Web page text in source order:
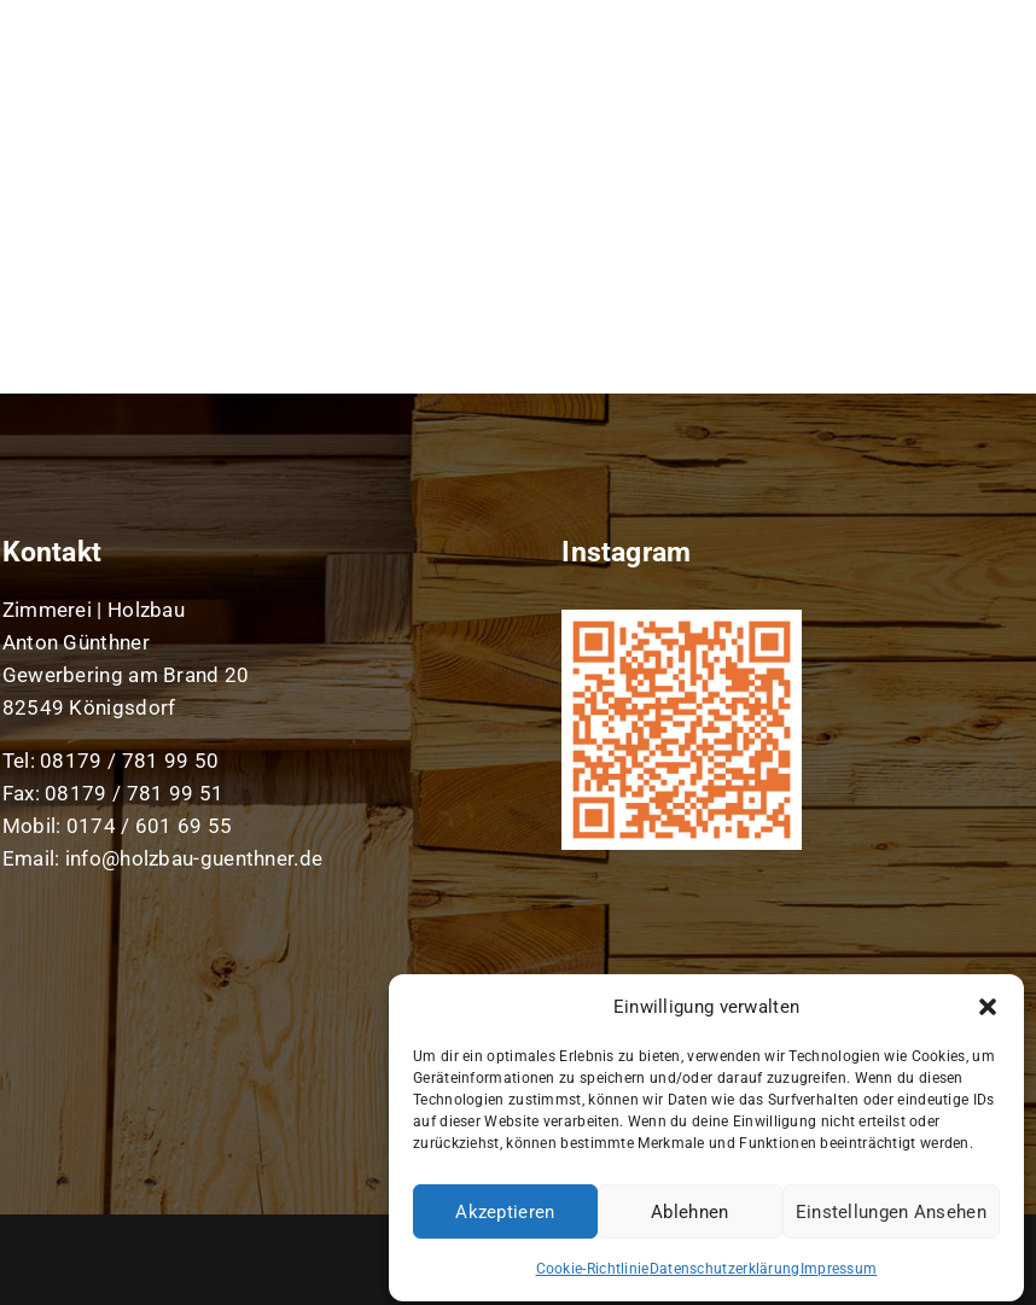
Einwilligung verwalten
Um dir ein optimales Erlebnis zu bieten, verwenden wir Technologien wie Cookies, um
Geräteinformationen zu speichern und/oder darauf zuzugreifen. Wenn du diesen
Technologien zustimmst, können wir Daten wie das Surfverhalten oder eindeutige IDs
auf dieser Website verarbeiten. Wenn du deine Einwilligung nicht erteilst oder
zurückziehst, können bestimmte Merkmale und Funktionen beeinträchtigt werden.
Akzeptieren Ablehnen Einstellungen Ansehen
Cookie-Richtlinie Datenschutzerklärung Impressum
Kontakt
Zimmerei | Holzbau
Anton Günthner
Gewerbering am Brand 20
82549 Königsdorf
Tel: 08179 / 781 99 50
Fax: 08179 / 781 99 51
Mobil: 0174 / 601 69 55
Email: info@holzbau-guenthner.de
Instagram
Datenschutzerklärung Impressum Cookie-Richtlinie (EU)